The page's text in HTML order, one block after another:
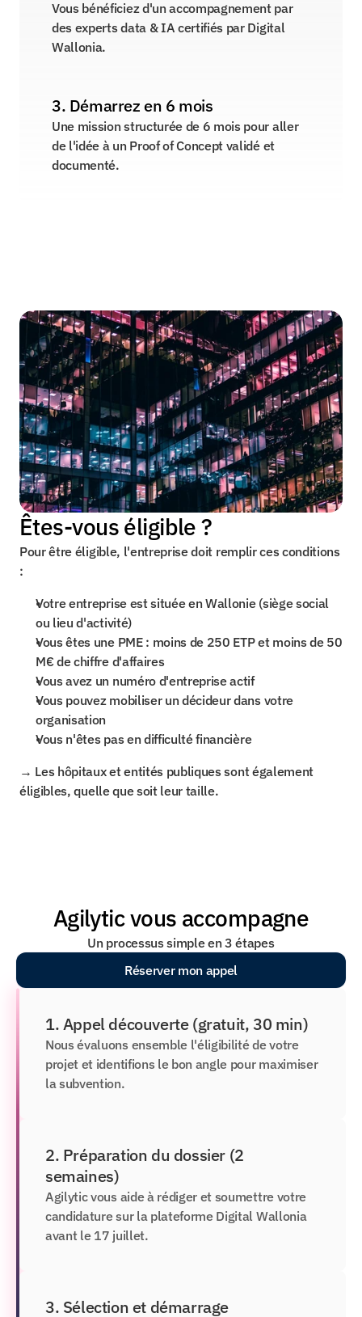
Vous bénéficiez d'un accompagnement par
des experts data & IA certifiés par Digital
Wallonia.
3. Démarrez en 6 mois
Une mission structurée de 6 mois pour aller
de l'idée à un Proof of Concept validé et
documenté.
Êtes-vous éligible ?
Pour être éligible, l'entreprise doit remplir ces conditions
:
Votre entreprise est située en Wallonie (siège social
ou lieu d'activité)
Vous êtes une PME : moins de 250 ETP et moins de 50
M€ de chiffre d'affaires
Vous avez un numéro d'entreprise actif
Vous pouvez mobiliser un décideur dans votre
organisation
Vous n'êtes pas en difficulté financière
→ Les hôpitaux et entités publiques sont également
éligibles, quelle que soit leur taille.
Agilytic vous accompagne
Un processus simple en 3 étapes
Réserver mon appel
1. Appel découverte (gratuit, 30 min)
Nous évaluons ensemble l'éligibilité de votre
projet et identifions le bon angle pour maximiser
la subvention.
2. Préparation du dossier (2
semaines)
Agilytic vous aide à rédiger et soumettre votre
candidature sur la plateforme Digital Wallonia
avant le 17 juillet.
3. Sélection et démarrage